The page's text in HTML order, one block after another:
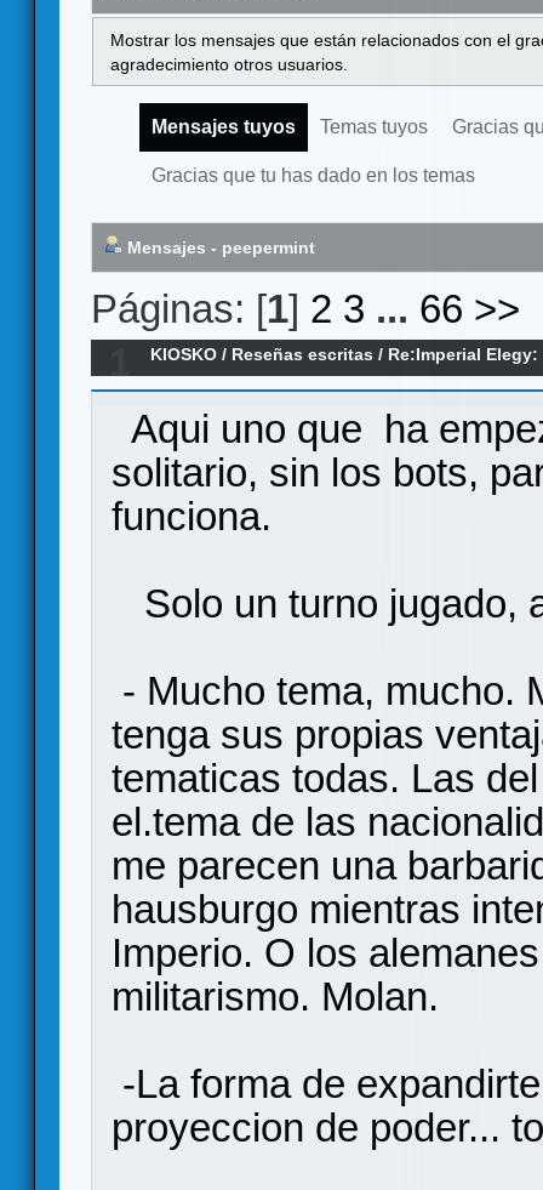
Mostrar los mensajes que están relacionados con el
agradecimiento otros usuarios.
Mensajes tuyos Temas tuyos Gracias
Gracias que tu has dado en los temas
Mensajes - peepermint
Páginas: [1] 2 3 ... 66 >>
KIOSKO / Reseñas escritas / Re:Imperial
1850-1920 (primeras impresiones)
Aqui uno que ha
solitario, sin los bots,
funciona.
Solo un turno jugado,
- Mucho tema, mucho.
tenga sus propias
tematicas todas. Las
el.tema de las
me parecen una
hausburgo mientras
Imperio. O los
militarismo. Molan.
-La forma de
proyeccion de poder...